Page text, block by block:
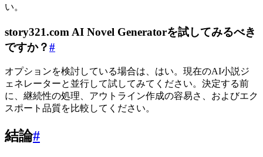
い。
story321.com AI Novel Generatorを試してみるべき
ですか？#
オプションを検討している場合は、はい。現在のAI小説ジ
ェネレーターと並行して試してみてください。決定する前
に、継続性の処理、アウトライン作成の容易さ、およびエク
スポート品質を比較してください。
結論#